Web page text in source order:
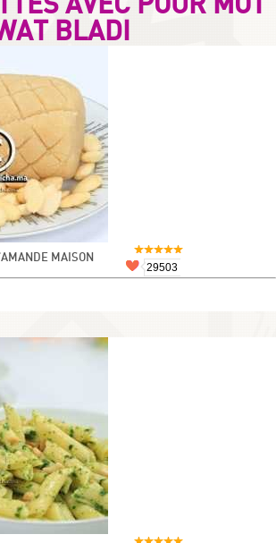
AVEC POUR MOT
BLADI
MAISON
29503